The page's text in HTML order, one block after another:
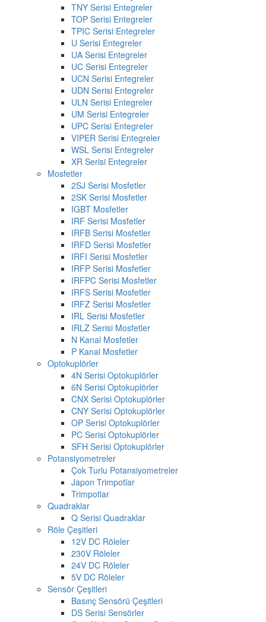
TNY Serisi Entegreler
TOP Serisi Entegreler
TPIC Serisi Entegreler
U Serisi Entegreler
UA Serisi Entegreler
UC Serisi Entegreler
UCN Serisi Entegreler
UDN Serisi Entegreler
ULN Serisi Entegreler
UM Serisi Entegreler
UPC Serisi Entegreler
VIPER Serisi Entegreler
WSL Serisi Entegreler
XR Serisi Entegreler
Mosfetler
2SJ Serisi Mosfetler
2SK Serisi Mosfetler
IGBT Mosfetler
IRF Serisi Mosfetler
IRFB Serisi Mosfetler
IRFD Serisi Mosfetler
IRFI Serisi Mosfetler
IRFP Serisi Mosfetler
IRFPC Serisi Mosfetler
IRFS Serisi Mosfetler
IRFZ Serisi Mosfetler
IRL Serisi Mosfetler
IRLZ Serisi Mosfetler
N Kanal Mosfetler
P Kanal Mosfetler
Optokuplörler
4N Serisi Optokuplörler
6N Serisi Optokuplörler
CNX Serisi Optokuplörler
CNY Serisi Optokuplörler
OP Serisi Optokuplörler
PC Serisi Optokuplörler
SFH Serisi Optokuplörler
Potansiyometreler
Çok Turlu Potansiyometreler
Japon Trimpotlar
Trimpotlar
Quadraklar
Q Serisi Quadraklar
Röle Çeşitleri
12V DC Röleler
230V Röleler
24V DC Röleler
5V DC Röleler
Sensör Çeşitleri
Basınç Sensörü Çeşitleri
DS Serisi Sensörler